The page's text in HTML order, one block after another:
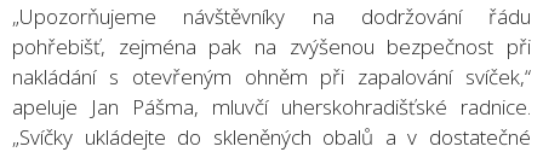
„Upozorňujeme návštěvníky na dodržování řádu
pohřebišť, zejména pak na zvýšenou bezpečnost při
nakládání s otevřeným ohněm při zapalování svíček,“
apeluje Jan Pášma, mluvčí uherskohradišťské radnice.
„Svíčky ukládejte do skleněných obalů a v dostatečné